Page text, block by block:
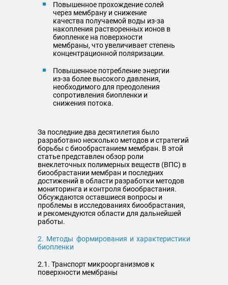
Повышенное прохождение солей
через мембрану и снижение
качества получаемой воды из-за
накопления растворенных ионов в
биопленке на поверхности
мембраны, что увеличивает степень
концентрационной поляризации.
Повышенное потребление энергии
из-за более высокого давления,
необходимого для преодоления
сопротивления биопленки и
снижения потока.
За последние два десятилетия было
разработано несколько методов и стратегий
борьбы с биообрастанием мембран. В этой
статье представлен обзор роли
внеклеточных полимерных веществ (ВПС) в
биообрастании мембран и последних
достижений в области разработки методов
мониторинга и контроля биообрастания.
Обсуждаются оставшиеся вопросы и
проблемы в исследованиях биообрастания,
и рекомендуются области для дальнейшей
работы.
2. Методы формирования и характеристики
биопленки
2.1. Транспорт микроорганизмов к
поверхности мембраны